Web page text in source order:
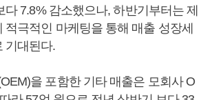
다 7.8% 감소했으나, 하반기부터는 제
적극적인 마케팅을 통해 매출 성장세
기대된다.
을 포함한 기타 매출은 모회사 O